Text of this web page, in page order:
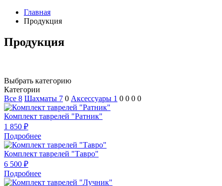
Главная
Продукция
Продукция
Выбрать категорию
Категории
Все 8 Шахматы 7 0 Аксессуары 1 0 0 0 0
Комплект таврелей "Ратник"
1 850 ₽
Подробнее
Комплект таврелей "Тавро"
6 500 ₽
Подробнее